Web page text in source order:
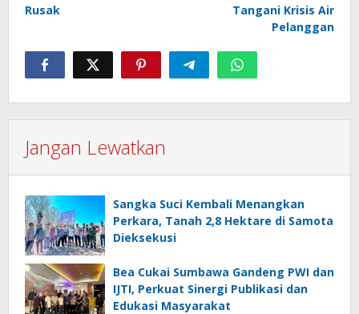
Rusak
Tangani Krisis Air
Pelanggan
Jangan Lewatkan
Sangka Suci Kembali Menangkan
Perkara, Tanah 2,8 Hektare di Samota
Dieksekusi
Bea Cukai Sumbawa Gandeng PWI dan
IJTI, Perkuat Sinergi Publikasi dan
Edukasi Masyarakat